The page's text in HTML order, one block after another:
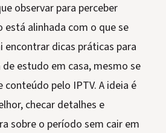
observar para perceber
está alinhada com o que se
encontrar dicas práticas para
estudo em casa, mesmo se
conteúdo pelo IPTV. A ideia é
checar detalhes e
sobre o período sem cair em